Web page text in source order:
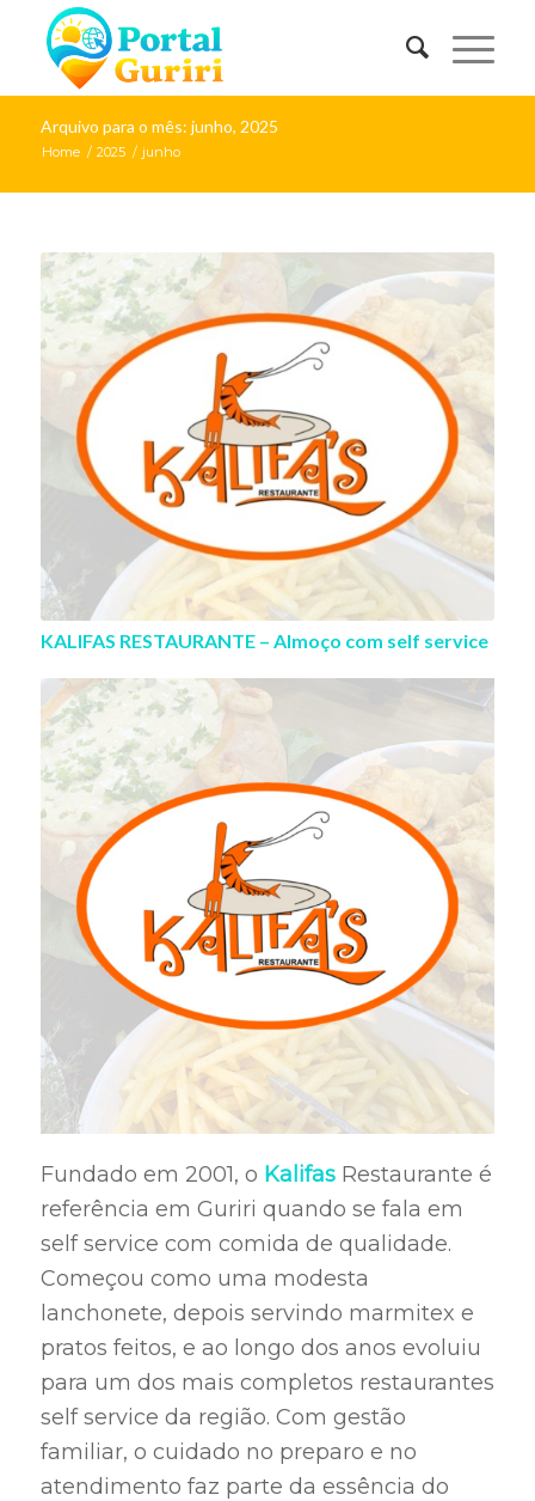
Arquivo para o mês: junho, 2025
Home / 2025 / junho
KALIFAS RESTAURANTE – Almoço com self service
Fundado em 2001, o KalifasRestaurante é
referência em Guriri quando se fala em
self service com comida de qualidade.
Começou como uma modesta
lanchonete, depois servindo marmitex e
pratos feitos, e ao longo dos anos evoluiu
para um dos mais completos restaurantes
self service da região. Com gestão
familiar, o cuidado no preparo e no
atendimento faz parte da essência do